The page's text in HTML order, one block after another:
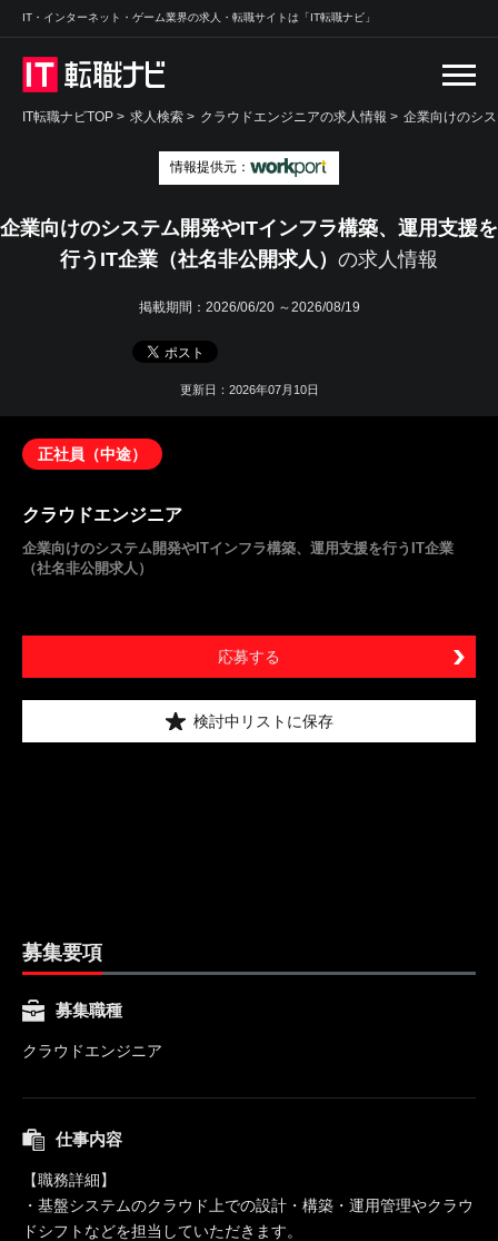
IT・インターネット・ゲーム業界の求人・転職サイトは「IT転職ナビ」
IT転職ナビTOP > 求人検索 > クラウドエンジニアの求人情報 > 企業向けのシ
情報提供元：
企業向けのシステム開発やITインフラ構築、運用支援を
行うIT企業（社名非公開求人） の求人情報
掲載期間： 2026/06/20 ～2026/08/19
更新日：2026年07月10日
正社員（中途）
クラウドエンジニア
企業向けのシステム開発やITインフラ構築、運用支援を行うIT企業
（社名非公開求人）
応募する
検討中リストに保存
募集要項
募集職種
クラウドエンジニア
仕事内容
【職務詳細】
・基盤システムのクラウド上での設計・構築・運用管理やクラウ
ドシフトなどを担当していただきます。